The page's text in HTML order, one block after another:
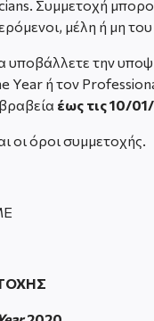
Συμμετοχή
μέλη ή μη
υποβάλλετε την
Year ή τον
έως τις 10/
οι όροι συμμετοχής.